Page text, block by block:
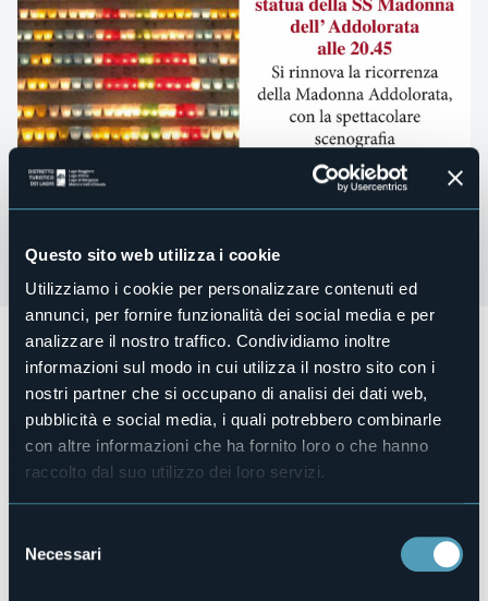
Questo sito web utilizza i cookie
Utilizziamo i cookie per personalizzare contenuti ed
annunci, per fornire funzionalità dei social media e per
analizzare il nostro traffico. Condividiamo inoltre
informazioni sul modo in cui utilizza il nostro sito con i
nostri partner che si occupano di analisi dei dati web,
pubblicità e social media, i quali potrebbero combinarle
con altre informazioni che ha fornito loro o che hanno
raccolto dal suo utilizzo dei loro servizi.
delNecessari
Domenica 25 agosto alle ore 20:45si rinnovata la
ricorrenza con preghiera e riposizione solenne dellaSS.
Madonna dell'Addolorata, con scalone illuminato.
Organizzatore
Associazione Turistica Pro Loco Belgirate
Vedi locandina
Telefono
E-mail